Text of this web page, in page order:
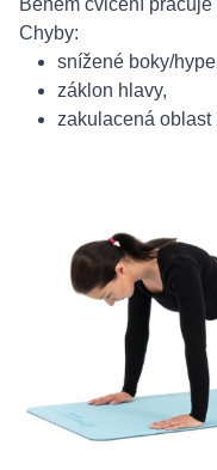
Během cvičení
Chyby:
snížené boky/
záklon hlavy,
zakulacená oblast